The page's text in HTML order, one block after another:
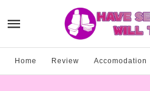
Home Review Accomodation